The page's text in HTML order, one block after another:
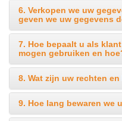
6. Verkopen we uw
geven we uw gegevens
7. Hoe bepaalt u als
mogen gebruiken en
8. Wat zijn uw rechten
9. Hoe lang bewaren we